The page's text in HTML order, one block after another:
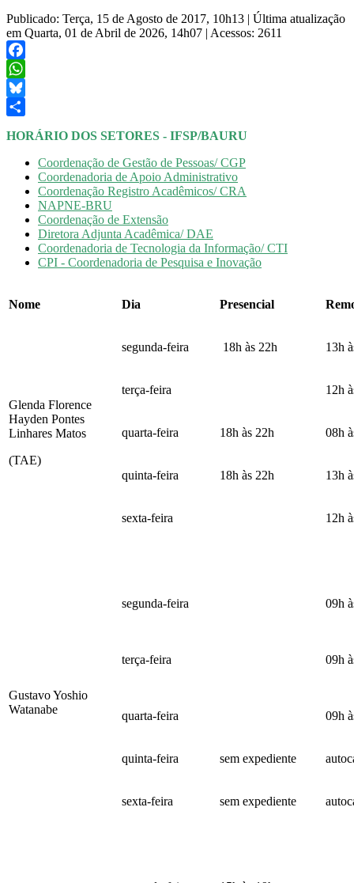
Publicado: Terça, 15 de Agosto de 2017, 10h13 | Última atualização
em Quarta, 01 de Abril de 2026, 14h07 | Acessos: 2611
Facebook
WhatsApp
Bluesky
HORÁRIO DOS SETORES - IFSP/BAURU
Coordenação de Gestão de Pessoas/ CGP
Coordenadoria de Apoio Administrativo
Coordenação Registro Acadêmicos/ CRA
NAPNE-BRU
Coordenação de Extensão
Diretora Adjunta Acadêmica/ DAE
Coordenadoria de Tecnologia da Informação/ CTI
CPI - Coordenadoria de Pesquisa e Inovação
Nome Dia Presencial
Glenda Florence
Hayden Pontes
Linhares Matos
(TAE)
segunda-feira 18h às 22h 13h
terça-feira 12h
quarta-feira 18h às 22h 08h
quinta-feira 18h às 22h 13h
sexta-feira 12h
Gustavo Yoshio
Watanabe
segunda-feira 09h
terça-feira 09h
quarta-feira 09h
quinta-feira sem expediente
sexta-feira sem expediente